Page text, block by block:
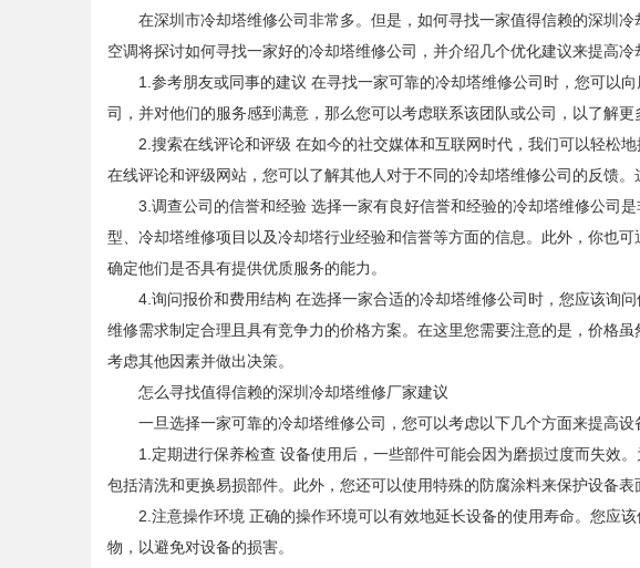
在深圳市冷却塔维修公司非常多。但是，如何寻找一家值得信赖的深圳冷
空调将探讨如何寻找一家好的冷却塔维修公司，并介绍几个优化建议来提高冷
1.参考朋友或同事的建议 在寻找一家可靠的冷却塔维修公司时，您可以向
司，并对他们的服务感到满意，那么您可以考虑联系该团队或公司，以了解更
2.搜索在线评论和评级 在如今的社交媒体和互联网时代，我们可以轻松地
在线评论和评级网站，您可以了解其他人对于不同的冷却塔维修公司的反馈
3.调查公司的信誉和经验 选择一家有良好信誉和经验的冷却塔维修公司是
型、冷却塔维修项目以及冷却塔行业经验和信誉等方面的信息。此外，你也
确定他们是否具有提供优质服务的能力。
4.询问报价和费用结构 在选择一家合适的冷却塔维修公司时，您应该询问
维修需求制定合理且具有竞争力的价格方案。在这里您需要注意的是，价格
考虑其他因素并做出决策。
怎么寻找值得信赖的深圳冷却塔维修厂家建议
一旦选择一家可靠的冷却塔维修公司，您可以考虑以下几个方面来提高设
1.定期进行保养检查 设备使用后，一些部件可能会因为磨损过度而失效。
包括清洗和更换易损部件。此外，您还可以使用特殊的防腐涂料来保护设备表
2.注意操作环境 正确的操作环境可以有效地延长设备的使用寿命。您应该
物，以避免对设备的损害。